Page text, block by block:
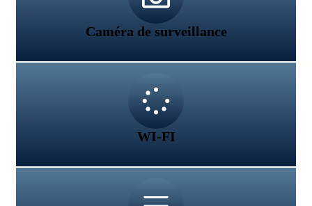
Caméra de surveillance
WI-FI